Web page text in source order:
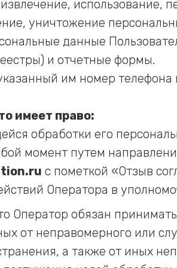
использование,
уничтожение
данные
и отчетные формы.
им номер
имеет право:
обработки его
момент путем
с пометкой «Отзыв
Оператора в
Оператор обязан
от неправомерного или
а также от иных